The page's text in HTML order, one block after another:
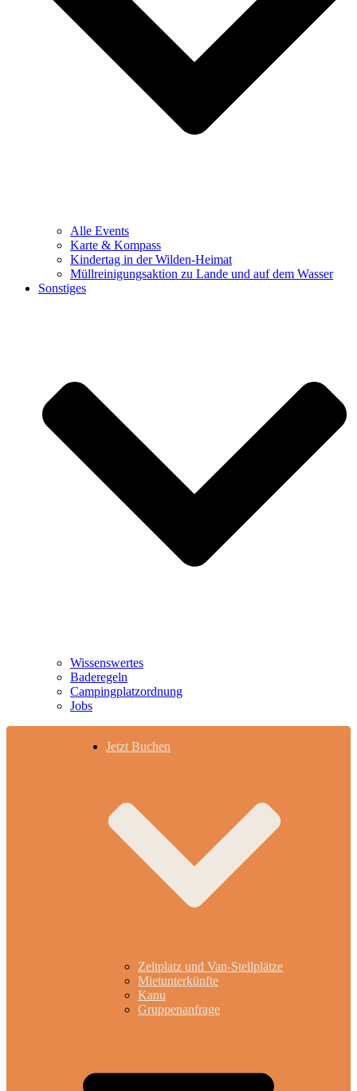
Alle Events
Karte & Kompass
Kindertag in der Wilden-Heimat
Müllreinigungsaktion zu Lande und auf dem Wasser
Sonstiges
Wissenswertes
Baderegeln
Campingplatzordnung
Jobs
Jetzt Buchen
Zeltplatz und Van-Stellplätze
Mietunterkünfte
Kanu
Gruppenanfrage